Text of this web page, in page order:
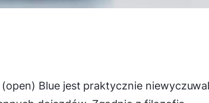
(open) Blue jest praktycznie